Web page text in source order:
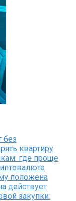
без
квартиру
где проще
положена
действует
закупки: